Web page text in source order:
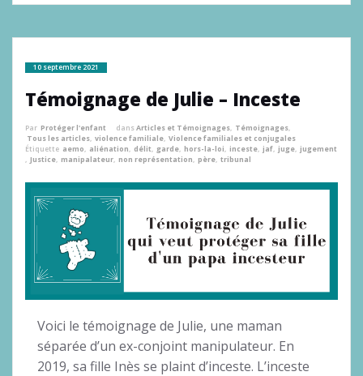
10 septembre 2021
Témoignage de Julie – Inceste
Par Protéger l'enfant dansArticles et Témoignages, Témoignages,
Tous les articles, violence familiale, Violence familiales et conjugales
Étiquette aemo, aliénation, délit, garde, hors-la-loi, inceste, jaf, juge, jugement
, Justice, manipalateur, non représentation, père, tribunal
Voici le témoignage de Julie, une maman
séparée d’un ex-conjoint manipulateur. En
2019, sa fille Inès se plaint d’inceste. L’inceste